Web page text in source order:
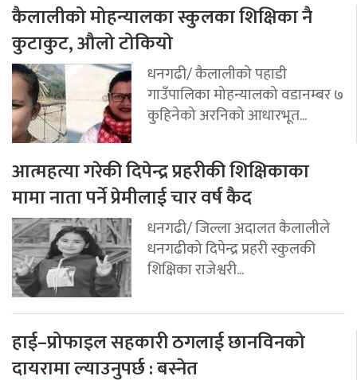
कैलालीको मोहन्यालका स्कुलका शिक्षिका नै
कुटाकुट, औलो टोकियो
धनगढी/ कैलालीको पहाडी
गाउँपालिका मोहन्यालको वडानम्बर ७
कुहिनेको अरनिको आधारभूत...
आत्महत्या गरेकी दिपेन्द्र प्रहरीकी शिक्षिकाका
मामा नाता पर्ने प्रेमीलाई चार वर्ष कैद
धनगढी/ जिल्ला अदालत कैलालीले
धनगढीको दिपेन्द्र प्रहरी स्कुलकी
शिक्षिका राजेश्वरी...
हाई–प्रोफाइल सहकारी ठगलाई छानविनको
दायरामा ल्याउनुपर्छ : बस्नेत